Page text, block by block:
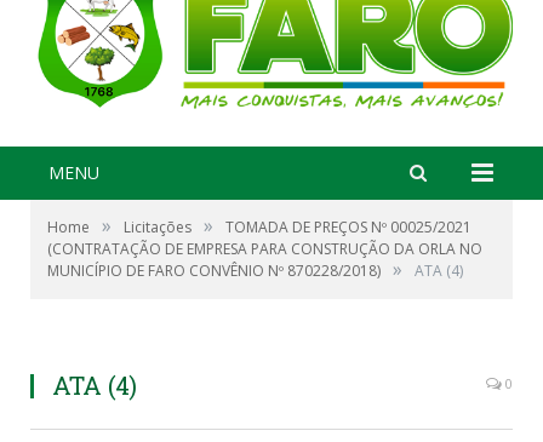
MENU
Home » Licitações »
TOMADA DE PREÇOS Nº 00025/2021
(CONTRATAÇÃO DE EMPRESA PARA CONSTRUÇÃO DA ORLA NO
MUNICÍPIO DE FARO CONVÊNIO Nº 870228/2018) » ATA (4)
ATA (4) 0